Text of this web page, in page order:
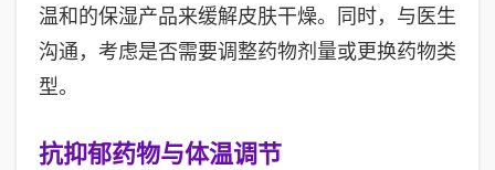
温和的保湿产品来缓解皮肤干燥。同时，与医生
沟通，考虑是否需要调整药物剂量或更换药物类
型。
抗抑郁药物与体温调节